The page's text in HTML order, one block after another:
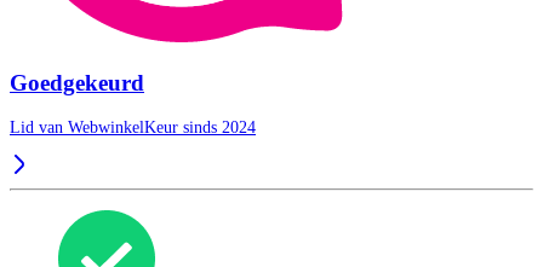
Goedgekeurd
Lid van WebwinkelKeur sinds 2024